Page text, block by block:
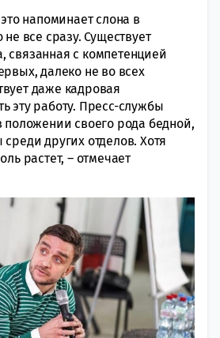
напоминает слона в
все сразу. Существует
связанная с компетенцией
далеко не во всех
даже кадровая
эту работу. Пресс-службы
положении своего рода бедной,
среди других отделов. Хотя
растет, – отмечает